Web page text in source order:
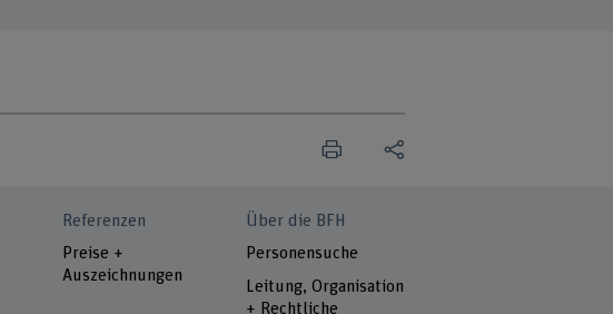
Referenzen
Preise +
Auszeichnungen
Über die BFH
Personensuche
Leitung, Organisation
+ Rechtliche